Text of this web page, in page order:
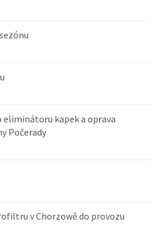
kapek a oprava
Počerady
v Chorzowě do provozu